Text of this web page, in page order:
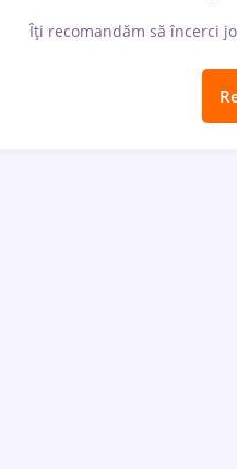
Îți recomandăm să încerci